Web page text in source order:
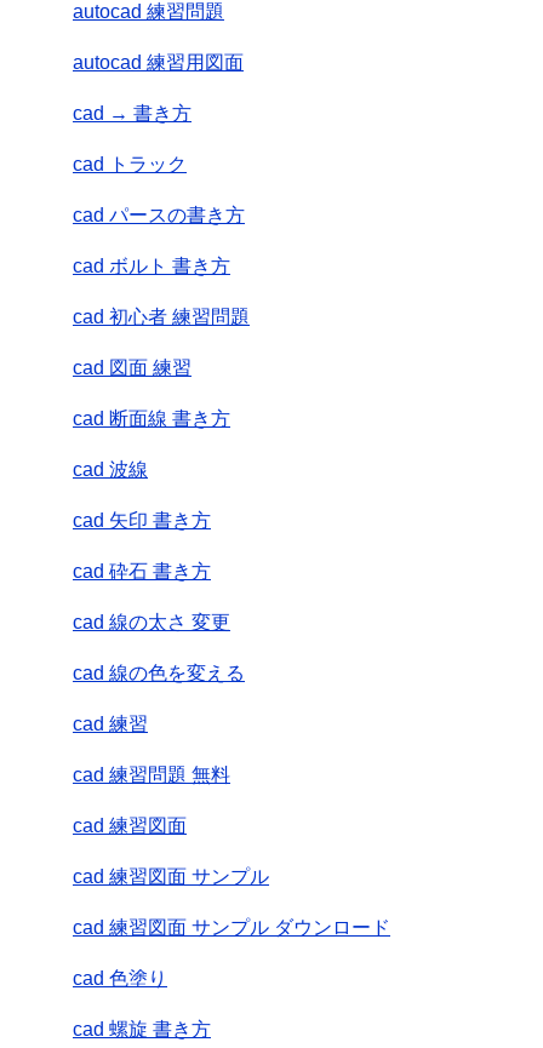
autocad 練習問題
autocad 練習用図面
cad → 書き方
cad トラック
cad パースの書き方
cad ボルト 書き方
cad 初心者 練習問題
cad 図面 練習
cad 断面線 書き方
cad 波線
cad 矢印 書き方
cad 砕石 書き方
cad 線の太さ 変更
cad 線の色を変える
cad 練習
cad 練習問題 無料
cad 練習図面
cad 練習図面 サンプル
cad 練習図面 サンプル ダウンロード
cad 色塗り
cad 螺旋 書き方